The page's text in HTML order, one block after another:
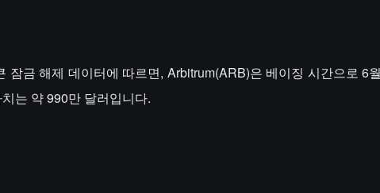
잠금 해제 데이터에 따르면, Arbitrum(ARB)은 베이징 시간으로 6
는 약 990만 달러입니다.